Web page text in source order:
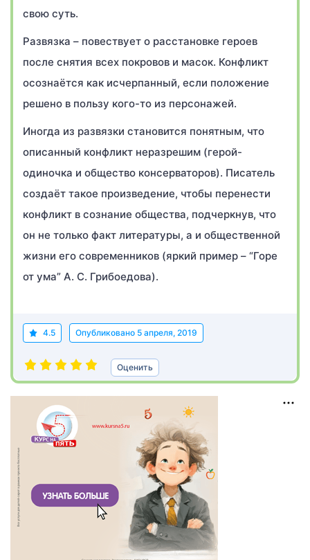
свою суть.
Развязка – повествует о расстановке героев
после снятия всех покровов и масок. Конфликт
осознаётся как исчерпанный, если положение
решено в пользу кого-то из персонажей.
Иногда из развязки становится понятным, что
описанный конфликт неразрешим (герой-
одиночка и общество консерваторов). Писатель
создаёт такое произведение, чтобы перенести
конфликт в сознание общества, подчеркнув, что
он не только факт литературы, а и общественной
жизни его современников (яркий пример – “Горе
от ума” А. С. Грибоедова).
4.5 Опубликовано 5 апреля, 2019
Оценить